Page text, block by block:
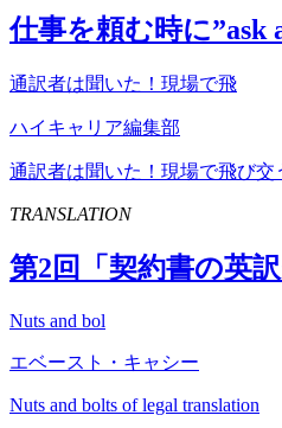
仕事を頼む時に”ask
通訳者は聞いた！現場で飛
ハイキャリア編集部
通訳者は聞いた！現場で飛び交
TRANSLATION
第2回「契約書の英訳
Nuts and bol
エベースト・キャシー
Nuts and bolts of legal translation